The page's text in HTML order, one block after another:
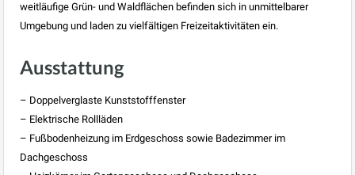
weitläufige Grün- und Waldflächen befinden sich in unmittelbarer
Umgebung und laden zu vielfältigen Freizeitaktivitäten ein.
Ausstattung
– Doppelverglaste Kunststofffenster
– Elektrische Rollläden
– Fußbodenheizung im Erdgeschoss sowie Badezimmer im
Dachgeschoss